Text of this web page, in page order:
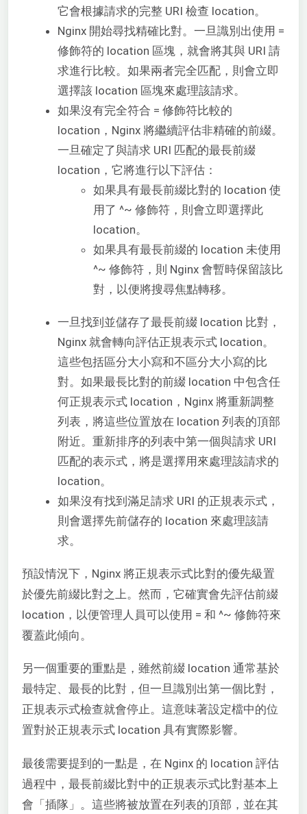
它會根據請求的完整 URI 檢查 location。
Nginx 開始尋找精確比對。一旦識別出使用 =
修飾符的 location 區塊，就會將其與 URI 請
求進行比較。如果兩者完全匹配，則會立即
選擇該 location 區塊來處理該請求。
如果沒有完全符合 = 修飾符比較的
location，Nginx 將繼續評估非精確的前綴。
一旦確定了與請求 URI 匹配的最長前綴
location，它將進行以下評估：
如果具有最長前綴比對的 location 使
用了 ^~ 修飾符，則會立即選擇此
location。
如果具有最長前綴的 location 未使用
^~ 修飾符，則 Nginx 會暫時保留該比
對，以便將搜尋焦點轉移。
一旦找到並儲存了最長前綴 location 比對，
Nginx 就會轉向評估正規表示式 location。
這些包括區分大小寫和不區分大小寫的比
對。如果最長比對的前綴 location 中包含任
何正規表示式 location，Nginx 將重新調整
列表，將這些位置放在 location 列表的頂部
附近。重新排序的列表中第一個與請求 URI
匹配的表示式，將是選擇用來處理該請求的
location。
如果沒有找到滿足請求 URI 的正規表示式，
則會選擇先前儲存的 location 來處理該請
求。
預設情況下，Nginx 將正規表示式比對的優先級置
於優先前綴比對之上。然而，它確實會先評估前綴
location，以便管理人員可以使用 = 和 ^~ 修飾符來
覆蓋此傾向。
另一個重要的重點是，雖然前綴 location 通常基於
最特定、最長的比對，但一旦識別出第一個比對，
正規表示式檢查就會停止。這意味著設定檔中的位
置對於正規表示式 location 具有實際影響。
最後需要提到的一點是，在 Nginx 的 location 評估
過程中，最長前綴比對中的正規表示式比對基本上
會「插隊」。這些將被放置在列表的頂部，並在其